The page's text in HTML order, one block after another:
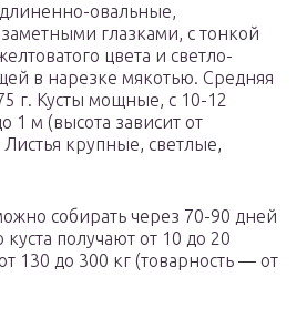
овальные,
глазками, с тонкой
цвета и светло-
в нарезке мякотью. Средняя
г. Кусты мощные, с 10-12
1 м (высота зависит от
крупные, светлые,
собирать через 70-90 дней
куста получают от 10 до 20
130 до 300 кг (товарность — от